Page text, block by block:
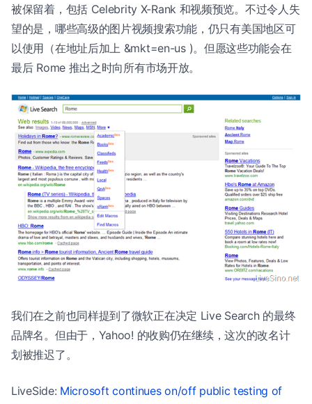
被保留着，包括 Celebrity X-Rank 和视频预览。不过令人失
望的是，哪些高级的图片视频搜索功能，仍只有美国地区可
以使用（在地址后加上 &mkt=en-us )。但愿这些功能会在
最后 Rome 推出之时向所有市场开放。
我们在之前也同样提到了微软正在决定 Live Search 的最终
品牌名。但由于，Yahoo! 的收购仍在继续，这次的改名计
划被推迟了。
LiveSide: Microsoft continues on/off public testing of